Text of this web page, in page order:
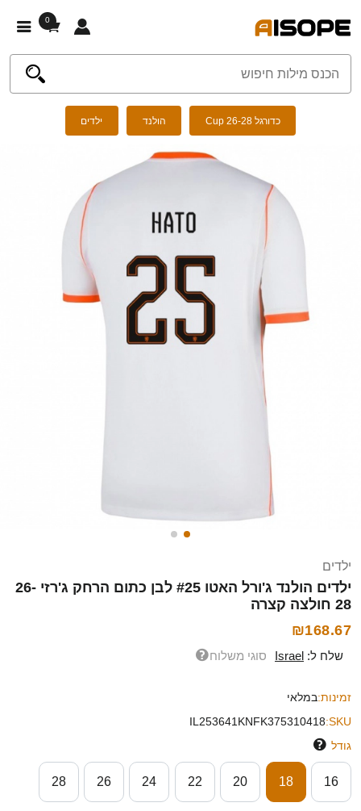
0
כדורגל Cup 26-28 הולנד ילדים
ילדים
ילדים הולנד ג'ורל האטו #25 לבן כתום הרחק ג'רזי 26-
28 חולצה קצרה
₪168.67
שלח ל: Israel סוגי משלוח
זמינות:במלאי
SKU:
IL253641KNFK375310418
גודל
16
18
20
22
24
26
28